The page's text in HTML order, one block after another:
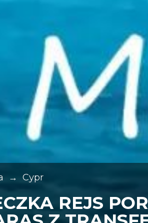
→ Cypr
REJS